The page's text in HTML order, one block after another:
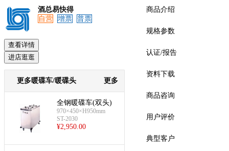
酒总易快得
自营
增票 普票
查看详情
进店逛逛
更多暖碟车/暖碟头 更多
全钢暖碟车(双头)
970×450×H950mm
ST-2030
¥2,950.00
商品介绍
规格参数
认证/报告
资料下载
商品咨询
用户评价
典型客户